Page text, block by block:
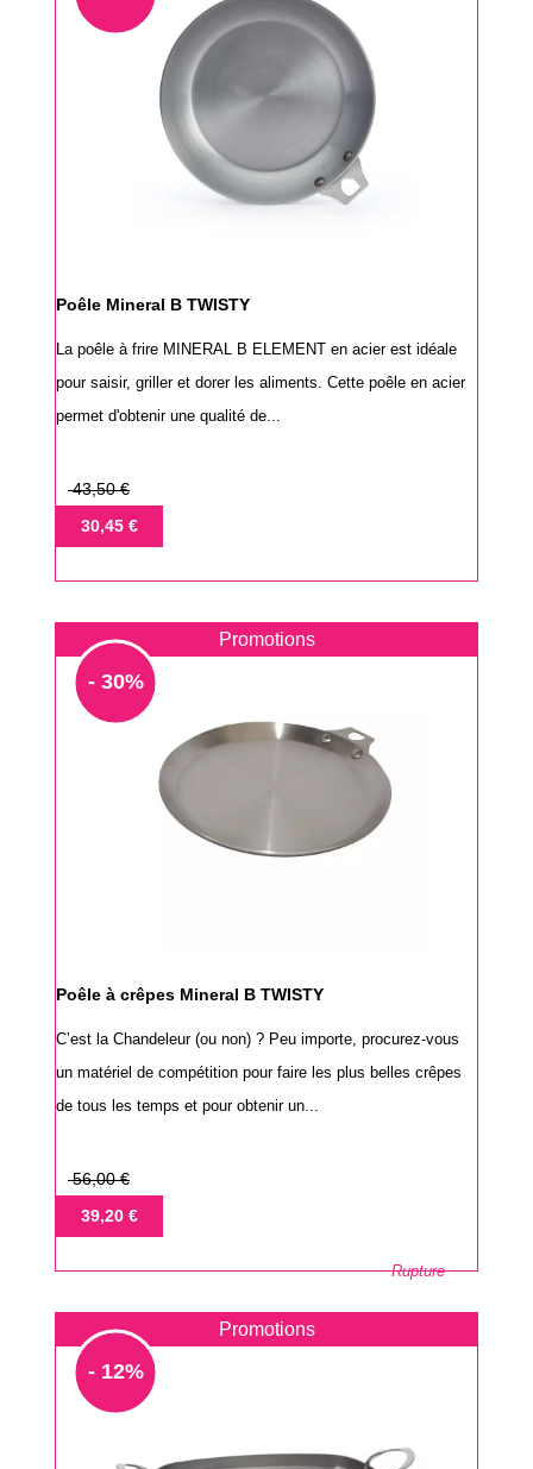
Poêle Mineral B TWISTY
La poêle à frire MINERAL B ELEMENT en acier est idéale
pour saisir, griller et dorer les aliments. Cette poêle en acier
permet d'obtenir une qualité de...
Prix
base
43,50 €
Prix30,45 €
Promotions
- 30%
Poêle à crêpes Mineral B TWISTY
C’est la Chandeleur (ou non) ? Peu importe, procurez-vous
un matériel de compétition pour faire les plus belles crêpes
de tous les temps et pour obtenir un...
Prix
base
56,00 €
Prix39,20 €
Rupture
Promotions
- 12%